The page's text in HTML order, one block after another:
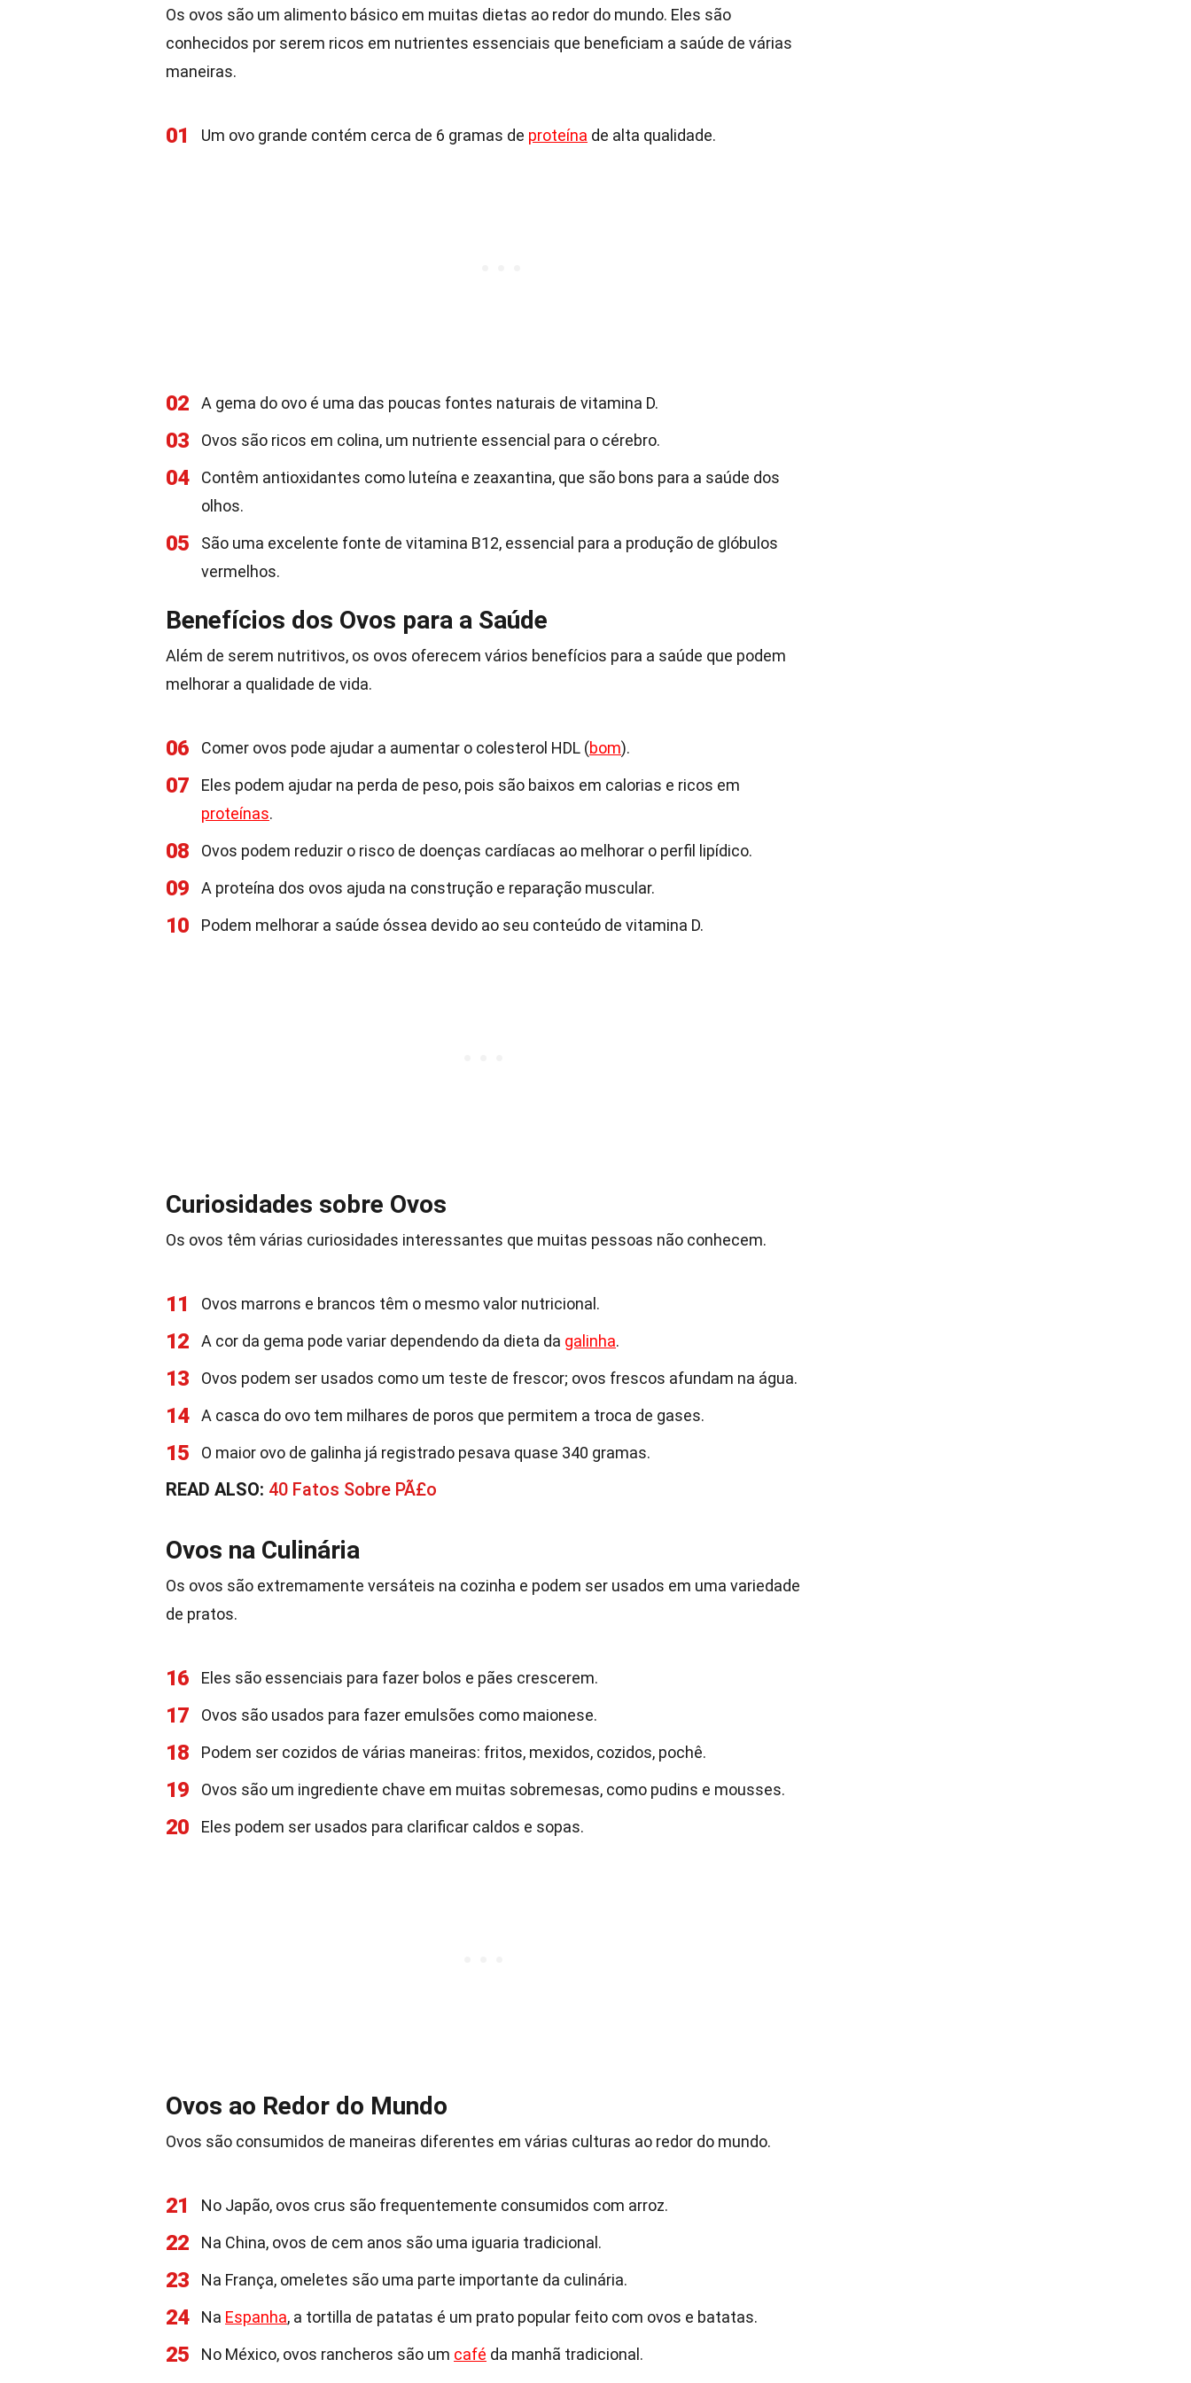
Os ovos são um alimento básico em muitas dietas ao redor do mundo. Eles são
conhecidos por serem ricos em nutrientes essenciais que beneficiam a saúde de várias
maneiras.
01 Um ovo grande contém cerca de 6 gramas de proteína de alta qualidade.
02 A gema do ovo é uma das poucas fontes naturais de vitamina D.
03 Ovos são ricos em colina, um nutriente essencial para o cérebro.
04
Contêm antioxidantes como luteína e zeaxantina, que são bons para a saúde dos
olhos.
05
São uma excelente fonte de vitamina B12, essencial para a produção de glóbulos
vermelhos.
Benefícios dos Ovos para a Saúde
Além de serem nutritivos, os ovos oferecem vários benefícios para a saúde que podem
melhorar a qualidade de vida.
06 Comer ovos pode ajudar a aumentar o colesterol HDL (bom).
07
Eles podem ajudar na perda de peso, pois são baixos em calorias e ricos em
proteínas.
08 Ovos podem reduzir o risco de doenças cardíacas ao melhorar o perfil lipídico.
09 A proteína dos ovos ajuda na construção e reparação muscular.
10 Podem melhorar a saúde óssea devido ao seu conteúdo de vitamina D.
Curiosidades sobre Ovos
Os ovos têm várias curiosidades interessantes que muitas pessoas não conhecem.
11 Ovos marrons e brancos têm o mesmo valor nutricional.
12 A cor da gema pode variar dependendo da dieta da galinha.
13 Ovos podem ser usados como um teste de frescor; ovos frescos afundam na água.
14 A casca do ovo tem milhares de poros que permitem a troca de gases.
15 O maior ovo de galinha já registrado pesava quase 340 gramas.
READ ALSO: 40 Fatos Sobre PÃ£o
Ovos na Culinária
Os ovos são extremamente versáteis na cozinha e podem ser usados em uma variedade
de pratos.
16 Eles são essenciais para fazer bolos e pães crescerem.
17 Ovos são usados para fazer emulsões como maionese.
18 Podem ser cozidos de várias maneiras: fritos, mexidos, cozidos, pochê.
19 Ovos são um ingrediente chave em muitas sobremesas, como pudins e mousses.
20 Eles podem ser usados para clarificar caldos e sopas.
Ovos ao Redor do Mundo
Ovos são consumidos de maneiras diferentes em várias culturas ao redor do mundo.
21 No Japão, ovos crus são frequentemente consumidos com arroz.
22 Na China, ovos de cem anos são uma iguaria tradicional.
23 Na França, omeletes são uma parte importante da culinária.
24 Na Espanha, a tortilla de patatas é um prato popular feito com ovos e batatas.
25 No México, ovos rancheros são um café da manhã tradicional.